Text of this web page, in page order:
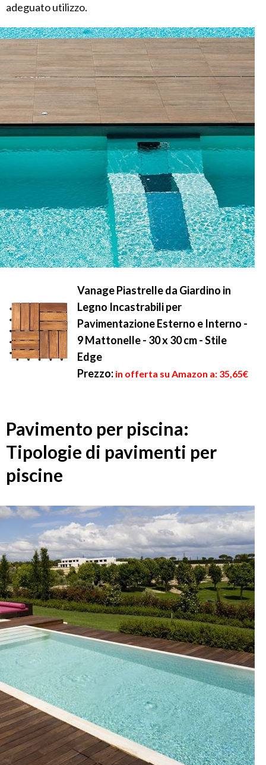
adeguato utilizzo.
Vanage Piastrelle da Giardino in
Legno Incastrabili per
Pavimentazione Esterno e Interno -
9 Mattonelle - 30 x 30 cm - Stile
Edge
Prezzo: in offerta su Amazon a: 35,65€
Pavimento per piscina:
Tipologie di pavimenti per
piscine